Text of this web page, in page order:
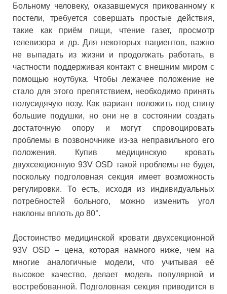
Больному человеку, оказавшемуся прикованному к
постели, требуется совершать простые действия,
такие как приём пищи, чтение газет, просмотр
телевизора и др. Для некоторых пациентов, важно
не выпадать из жизни и продолжать работать, в
частности поддерживая контакт с внешним миром с
помощью ноутбука. Чтобы лежачее положение не
стало для этого препятствием, необходимо принять
полусидячую позу. Как вариант положить под спину
большие подушки, но они не в состоянии создать
достаточную опору и могут спровоцировать
проблемы в позвоночнике из-за неправильного его
положения. Купив медицинскую кровать
двухсекционную 93V OSD такой проблемы не будет,
поскольку подголовная секция имеет возможность
регулировки. То есть, исходя из индивидуальных
потребностей больного, можно изменить угол
наклоны вплоть до 80°.
Достоинство медицинской кровати двухсекционной
93V OSD – цена, которая намного ниже, чем на
многие аналогичные модели, что учитывая её
высокое качество, делает модель популярной и
востребованной. Подголовная секция приводится в